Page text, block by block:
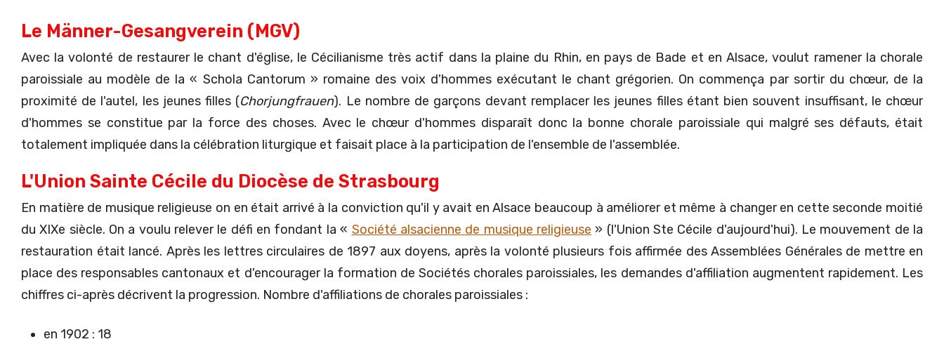
Le Männer-Gesangverein (MGV)
Avec la volonté de restaurer le chant d'église, le Cécilianisme très actif dans la plaine du Rhin, en pays de Bade et en Alsace, voulut ramener la chorale
paroissiale au modèle de la « Schola Cantorum » romaine des voix d'hommes exécutant le chant grégorien. On commença par sortir du chœur, de la
proximité de l'autel, les jeunes filles (Chorjungfrauen). Le nombre de garçons devant remplacer les jeunes filles étant bien souvent insuffisant, le chœur
d'hommes se constitue par la force des choses. Avec le chœur d'hommes disparaît donc la bonne chorale paroissiale qui malgré ses défauts, était
totalement impliquée dans la célébration liturgique et faisait place à la participation de l'ensemble de l'assemblée.
L'Union Sainte Cécile du Diocèse de Strasbourg
En matière de musique religieuse on en était arrivé à la conviction qu'il y avait en Alsace beaucoup à améliorer et même à changer en cette seconde moitié
du XIXe siècle. On a voulu relever le défi en fondant la « Société alsacienne de musique religieuse » (l'Union Ste Cécile d'aujourd'hui). Le mouvement de la
restauration était lancé. Après les lettres circulaires de 1897 aux doyens, après la volonté plusieurs fois affirmée des Assemblées Générales de mettre en
place des responsables cantonaux et d'encourager la formation de Sociétés chorales paroissiales, les demandes d'affiliation augmentent rapidement. Les
chiffres ci-après décrivent la progression. Nombre d'affiliations de chorales paroissiales :
en 1902 : 18